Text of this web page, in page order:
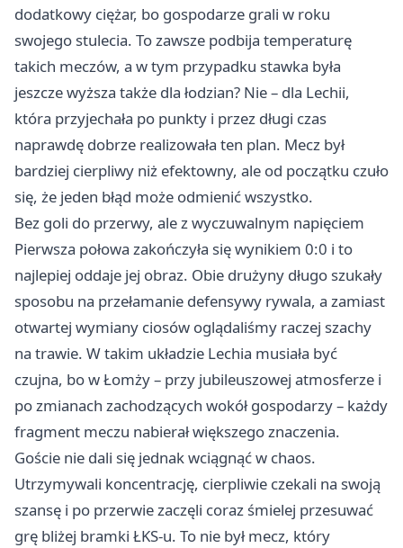
dodatkowy ciężar, bo gospodarze grali w roku
swojego stulecia. To zawsze podbija temperaturę
takich meczów, a w tym przypadku stawka była
jeszcze wyższa także dla łodzian? Nie – dla Lechii,
która przyjechała po punkty i przez długi czas
naprawdę dobrze realizowała ten plan. Mecz był
bardziej cierpliwy niż efektowny, ale od początku czuło
się, że jeden błąd może odmienić wszystko.
Bez goli do przerwy, ale z wyczuwalnym napięciem
Pierwsza połowa zakończyła się wynikiem 0:0 i to
najlepiej oddaje jej obraz. Obie drużyny długo szukały
sposobu na przełamanie defensywy rywala, a zamiast
otwartej wymiany ciosów oglądaliśmy raczej szachy
na trawie. W takim układzie Lechia musiała być
czujna, bo w Łomży – przy jubileuszowej atmosferze i
po zmianach zachodzących wokół gospodarzy – każdy
fragment meczu nabierał większego znaczenia.
Goście nie dali się jednak wciągnąć w chaos.
Utrzymywali koncentrację, cierpliwie czekali na swoją
szansę i po przerwie zaczęli coraz śmielej przesuwać
grę bliżej bramki ŁKS-u. To nie był mecz, który